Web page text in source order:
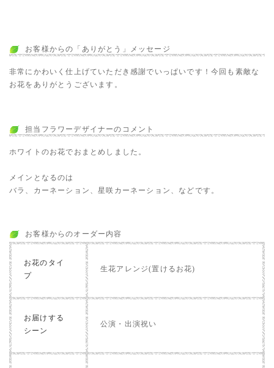
お客様からの「ありがとう」メッセージ
非常にかわいく仕上げていただき感謝でいっぱいです！今回も素敵な
お花をありがとうございます。
担当フラワーデザイナーのコメント
ホワイトのお花でおまとめしました。
メインとなるのは
バラ、カーネーション、星咲カーネーション、などです。
お客様からのオーダー内容
お花のタイ
プ
生花アレンジ(置けるお花)
お届けする
シーン
公演・出演祝い